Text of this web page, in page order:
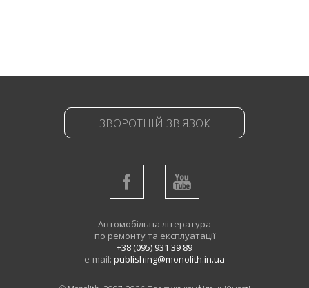
ЗВОРОТНІЙ ЗВ'ЯЗОК
Автомобільна література
по ремонту та експлуатації
+38 (095) 931 39 89
e-mail: publishing@monolith.in.ua